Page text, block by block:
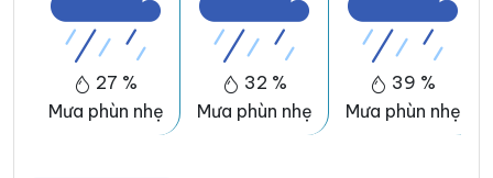
27 %
Mưa phùn nhẹ
32 %
Mưa phùn nhẹ
39 %
Mưa phùn nhẹ